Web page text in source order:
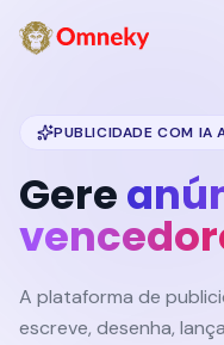
PUBLICIDADE COM IA
Gere
A plataforma de
escreve, desenha,